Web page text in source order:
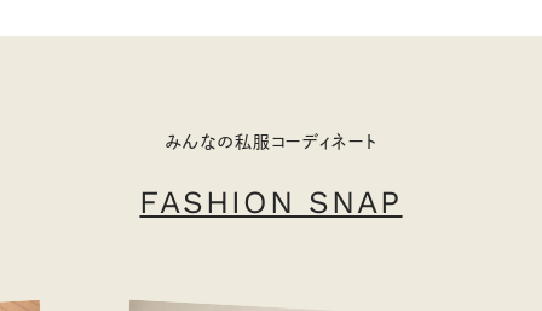
みんなの私服コーディネート
FASHION SNAP